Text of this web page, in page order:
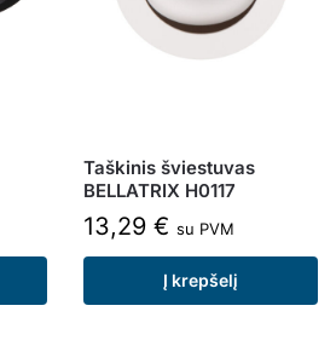
Taškinis šviestuvas
BELLATRIX H0117
13,29 € su PVM
Į krepšelį